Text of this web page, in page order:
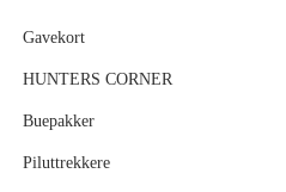
Gavekort
HUNTERS CORNER
Buepakker
Piluttrekkere